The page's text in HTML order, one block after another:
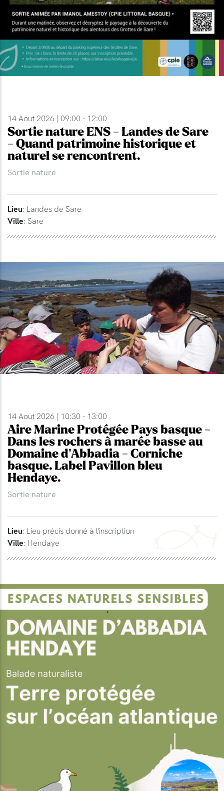
14 Aout 2026 | 09:00 - 12:00
Sortie nature ENS - Landes de Sare
- Quand patrimoine historique et
naturel se rencontrent.
Sortie nature
Lieu: Landes de Sare
Ville: Sare
14 Aout 2026 | 10:30 - 13:00
Aire Marine Protégée Pays basque -
Dans les rochers à marée basse au
Domaine d'Abbadia - Corniche
basque. Label Pavillon bleu
Hendaye.
Sortie nature
Lieu: Lieu précis donné à l'inscription
Ville: Hendaye